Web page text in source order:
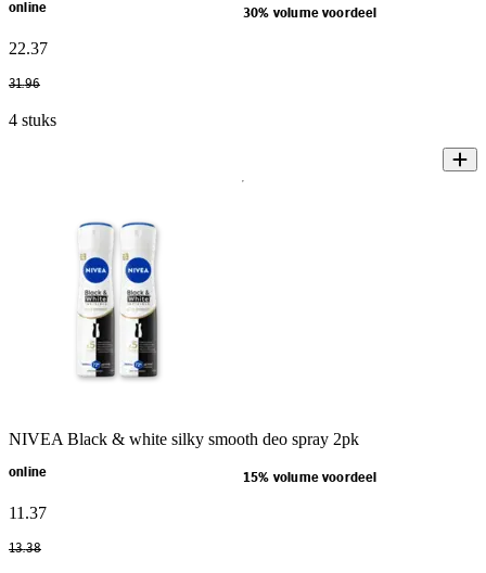
online 30% volume voordeel
22.37
31.96
4 stuks
NIVEA Black & white silky smooth deo spray 2pk
online 15% volume voordeel
11 .37
13.38